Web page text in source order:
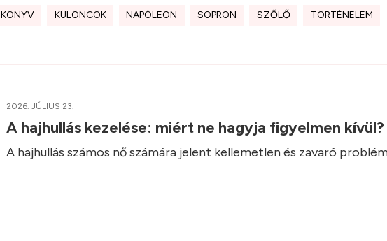
KÖNYV KÜLÖNCÖK NAPÓLEON SOPRON SZŐLŐ TÖRTÉNELEM
2026. JÚLIUS 23.
A hajhullás kezelése: miért ne hagyja figyelmen kívül?
A hajhullás számos nő számára jelent kellemetlen és zavaró